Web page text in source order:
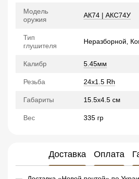
Модель
оружия
АК74 | АКС74У
Тип
глушителя
Неразборной,
Калибр 5.45мм
Резьба 24x1.5 Rh
Габариты 15.5х4.5 см
Вес 335 гр
Доставка Оплата